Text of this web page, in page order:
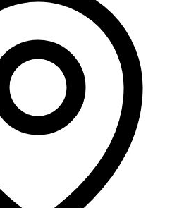
область
область
область
область
область
область
область
область
область
область
відповідальні за контактування з
договорів